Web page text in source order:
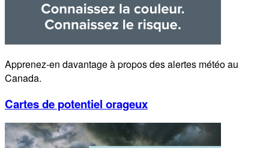
Apprenez-en davantage à propos des alertes météo au
Canada.
Cartes de potentiel orageux